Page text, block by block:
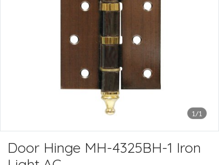
1/1
Door Hinge MH-4325BH-1 Iron